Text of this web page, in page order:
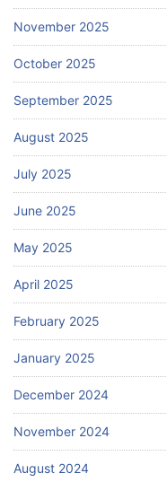
November 2025
October 2025
September 2025
August 2025
July 2025
June 2025
May 2025
April 2025
February 2025
January 2025
December 2024
November 2024
August 2024